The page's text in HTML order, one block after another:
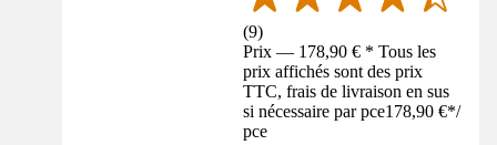
(9)
Prix — 178,90 € * Tous les
prix affichés sont des prix
TTC, frais de livraison en sus
si nécessaire par pce178,90 €*/
pce